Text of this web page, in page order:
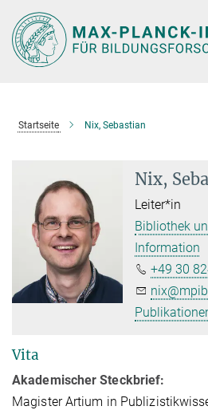
Hauptinhalt
Startseite Nix, Sebastian
Nix,
Leiter*in
Bibliothek
Information
+49 30
Vita
Akademischer Steckbrief:
Magister Artium in